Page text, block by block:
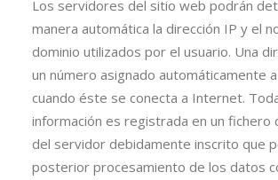
Los servidores del sitio web podrán
manera automática la dirección IP y el
dominio utilizados por el usuario. Una
un número asignado automáticamente
cuando éste se conecta a Internet.
información es registrada en un fichero
del servidor debidamente inscrito que
posterior procesamiento de los datos